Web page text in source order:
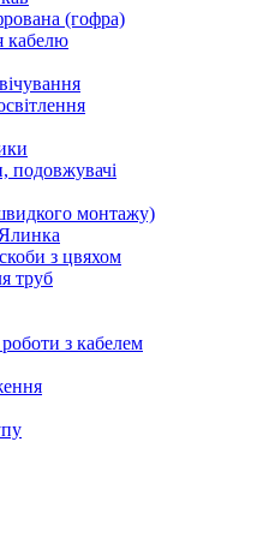
(гофра)
кабелю
подовжувачі
монтажу)
з цвяхом
труб
з кабелем